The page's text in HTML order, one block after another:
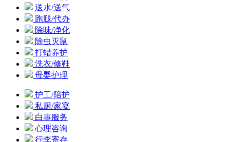
送水/送气
跑腿/代办
除味/净化
除虫灭鼠
打蜡养护
洗衣/修鞋
母婴护理
护工/陪护
私厨/家宴
白事服务
心理咨询
行李寄存